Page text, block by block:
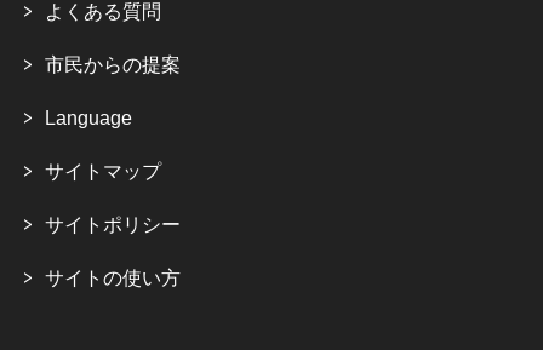
よくある質問
市民からの提案
Language
サイトマップ
サイトポリシー
サイトの使い方